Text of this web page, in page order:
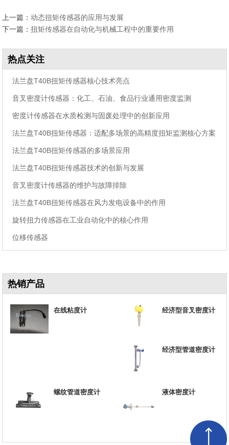
上一篇：动态扭矩传感器的应用与发展
下一篇：扭矩传感器在自动化与机械工程中的重要作用
热点关注
法兰盘T40B扭矩传感器核心技术亮点
音叉密度计传感器：化工、石油、食品行业通用密度监测
密度计传感器在水质检测与固废处理中的创新应用
法兰盘T40B扭矩传感器：适配多场景的高精度扭矩监测核心方案
法兰盘T40B扭矩传感器的多场景应用
法兰盘T40B扭矩传感器技术的创新与发展
音叉密度计传感器的维护与故障排除
法兰盘T40B扭矩传感器在风力发电设备中的作用
旋转扭力传感器在工业自动化中的核心作用
位移传感器
热销产品
在线粘度计 经济型音叉密度计
经济型管道密度计
螺纹管道密度计 液体密度计